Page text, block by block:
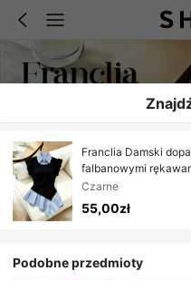
Franclia Damski
falbanowymi
patchworkowym
casualowy, do biura,
randki, zakupy i home
Czarne
55,00zł
Podobne przedmioty